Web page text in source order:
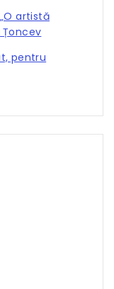
artistă
Țoncev
pentru